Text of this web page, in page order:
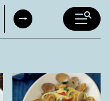
DAILY